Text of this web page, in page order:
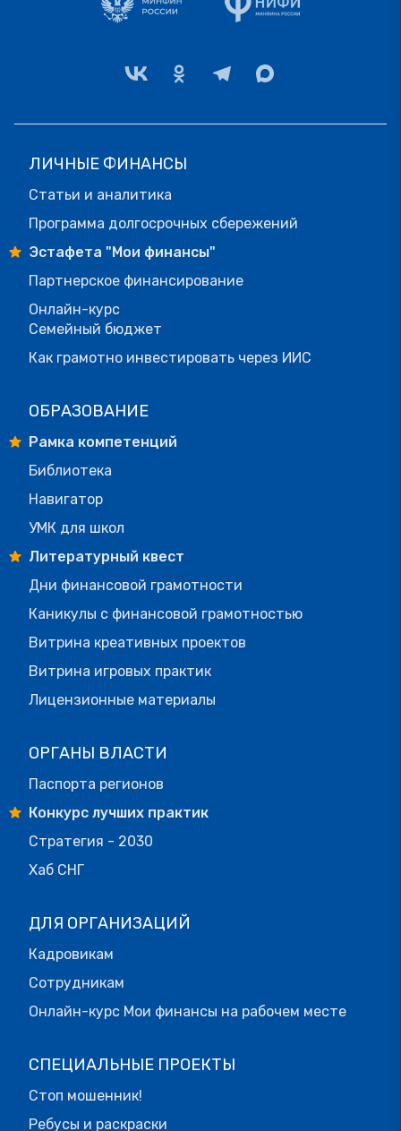
ЛИЧНЫЕ ФИНАНСЫ
Статьи и аналитика
Программа долгосрочных сбережений
Эстафета "Мои финансы"
Партнерское финансирование
Онлайн-курс
Семейный бюджет
Как грамотно инвестировать через ИИС
ОБРАЗОВАНИЕ
Рамка компетенций
Библиотека
Навигатор
УМК для школ
Литературный квест
Дни финансовой грамотности
Каникулы с финансовой грамотностью
Витрина креативных проектов
Витрина игровых практик
Лицензионные материалы
ОРГАНЫ ВЛАСТИ
Паспорта регионов
Конкурс лучших практик
Стратегия - 2030
Хаб СНГ
ДЛЯ ОРГАНИЗАЦИЙ
Кадровикам
Сотрудникам
Онлайн-курс Мои финансы на рабочем месте
СПЕЦИАЛЬНЫЕ ПРОЕКТЫ
Стоп мошенник!
Ребусы и раскраски